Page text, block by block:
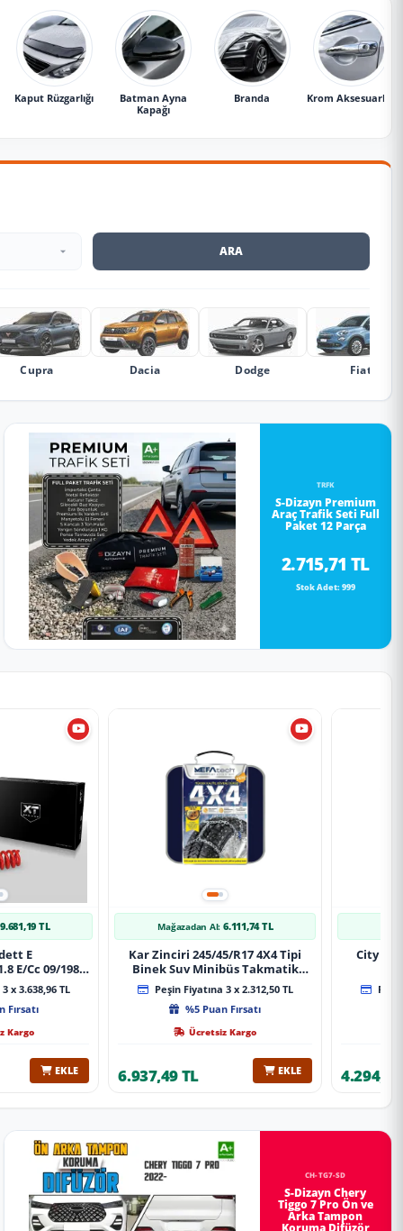
Kaput Rüzgarlığı
Batman Ayna
Kapağı
Branda Krom Aksesuarlar
ARA
Cupra Dacia Dodge Fiat
TRFK
S-Dizayn Premium
Araç Trafik Seti Full
Paket 12 Parça
2.715,71 TL
Stok Adet: 999
9.681,19 TL
E
E/Cc 09/1984-
Spor Yay
x 3.638,96 TL
Fırsatı
Kargo
EKLE
Mağazadan Al: 6.111,74 TL
Kar Zinciri 245/45/R17 4X4 Tipi
Binek Suv Minibüs Takmatik
Kolay Montaj
Peşin Fiyatına 3 x 2.312,50 TL
%5 Puan Fırsatı
Ücretsiz Kargo
6.937,49 TL EKLE
City
CH-TG7-SD
S-Dizayn Chery
Tiggo 7 Pro Ön ve
Arka Tampon
Koruma Difüzör